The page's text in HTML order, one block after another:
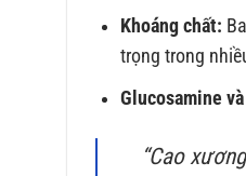
Khoáng chất:
trọng trong
Glucosamine
“Cao